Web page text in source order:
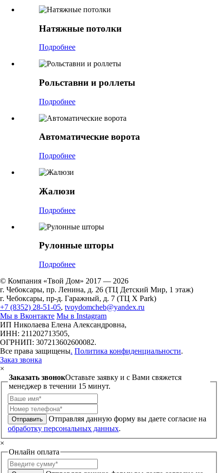
Натяжные потолки
Подробнее
Рольставни и роллеты
Подробнее
Автоматические ворота
Подробнее
Жалюзи
Подробнее
Рулонные шторы
Подробнее
© Компания «Твой Дом» 2017 — 2026
г. Чебоксары, пр. Ленина, д. 26 (ТЦ Детский Мир, 1 этаж)
г. Чебоксары, пр-д. Гаражный, д. 7 (ТЦ X Park)
+7 (8352) 28-51-05, tvoydomcheb@yandex.ru
Мы в Вконтакте Мы в Instagram
ИП Николаева Елена Александровна,
ИНН: 211202713505,
ОГРНИП: 307213602600082.
Все права защищены. Политика конфиденциальности.
Заказ звонка
×
Заказать звонокОставьте заявку и с Вами свяжется
менеджер в течении 15 минут.
Отправить
Отправляя данную форму вы даете согласие на
обработку персональных данных.
×
Онлайн оплата